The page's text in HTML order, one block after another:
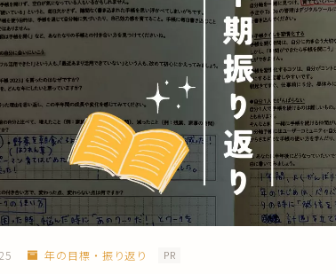
プロフ
自分
マ
ウ
自
年
年の目標・振り返り PR